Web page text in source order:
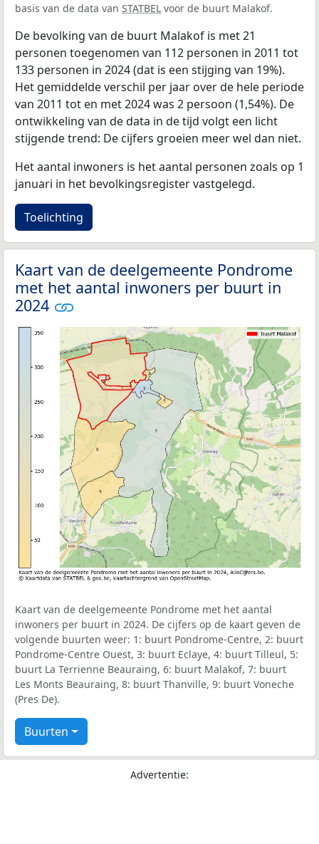
basis van de data van STATBEL voor de buurt Malakof.
De bevolking van de buurt Malakof is met 21
personen toegenomen van 112 personen in 2011 tot
133 personen in 2024 (dat is een stijging van 19%).
Het gemiddelde verschil per jaar over de hele periode
van 2011 tot en met 2024 was 2 persoon (1,54%). De
ontwikkeling van de data in de tijd volgt een licht
stijgende trend: De cijfers groeien meer wel dan niet.
Het aantal inwoners is het aantal personen zoals op 1
januari in het bevolkingsregister vastgelegd.
Toelichting
Kaart van de deelgemeente Pondrome
met het aantal inwoners per buurt in
2024
Kaart van de deelgemeente Pondrome met het aantal
inwoners per buurt in 2024. De cijfers op de kaart geven de
volgende buurten weer: 1: buurt Pondrome-Centre, 2: buurt
Pondrome-Centre Ouest, 3: buurt Eclaye, 4: buurt Tilleul, 5:
buurt La Terrienne Beauraing, 6: buurt Malakof, 7: buurt
Les Monts Beauraing, 8: buurt Thanville, 9: buurt Voneche
(Pres De).
Buurten
Advertentie: